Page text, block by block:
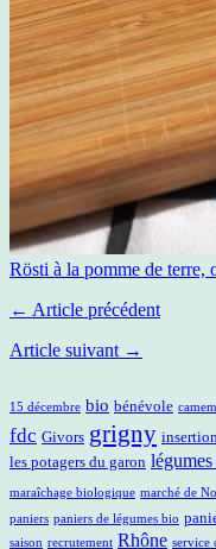
Rösti à la pomme de terre,
← Article précédent
Article suivant →
15 décembre bio bénévole
fdc Givors grigny insertion
les potagers du garon
maraîchage biologique marché de
paniers paniers de légumes bio
saison recrutement Rhône service